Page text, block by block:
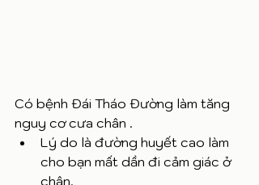
Có bệnh Đái Tháo Đường làm tăng
nguy cơ cưa chân .
Lý do là đường huyết cao làm
cho bạn mất dần đi cảm giác ở
chân.